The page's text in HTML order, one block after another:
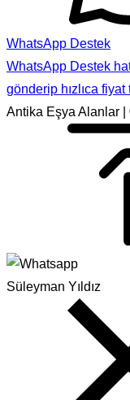
WhatsApp Destek
WhatsApp Destek
gönderip hızlıca
Antika Eşya Alanlar
Süleyman Yıldız